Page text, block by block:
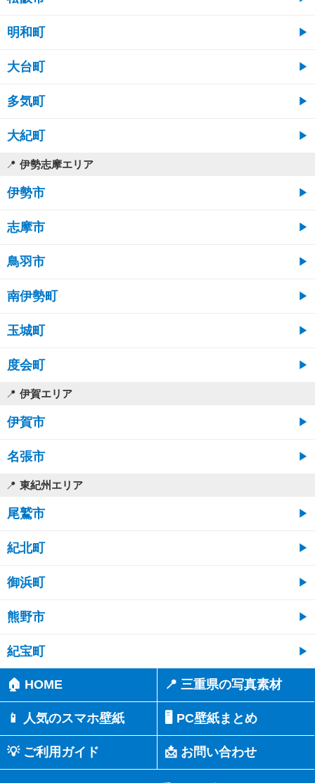
明和町
大台町
多気町
大紀町
伊勢志摩エリア
伊勢市
志摩市
鳥羽市
南伊勢町
玉城町
度会町
伊賀エリア
伊賀市
名張市
東紀州エリア
尾鷲市
紀北町
御浜町
熊野市
紀宝町
🏠 HOME 📍 三重県の写真素材
📱 人気のスマホ壁紙 🖥️ PC壁紙まとめ
💡 ご利用ガイド 📩 お問い合わせ